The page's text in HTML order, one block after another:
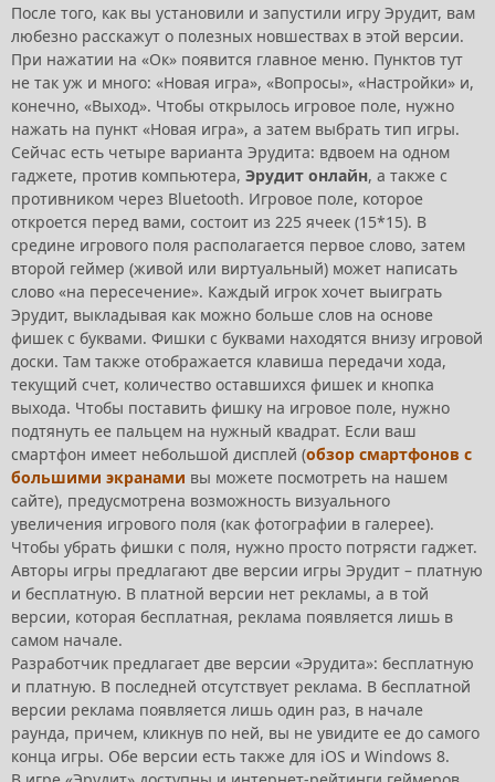
После того, как вы установили и запустили игру Эрудит, вам
любезно расскажут о полезных новшествах в этой версии.
При нажатии на «Ок» появится главное меню. Пунктов тут
не так уж и много: «Новая игра», «Вопросы», «Настройки» и,
конечно, «Выход». Чтобы открылось игровое поле, нужно
нажать на пункт «Новая игра», а затем выбрать тип игры.
Сейчас есть четыре варианта Эрудита: вдвоем на одном
гаджете, против компьютера, Эрудит онлайн, а также с
противником через Bluetooth. Игровое поле, которое
откроется перед вами, состоит из 225 ячеек (15*15). В
средине игрового поля располагается первое слово, затем
второй геймер (живой или виртуальный) может написать
слово «на пересечение». Каждый игрок хочет выиграть
Эрудит, выкладывая как можно больше слов на основе
фишек с буквами. Фишки с буквами находятся внизу игровой
доски. Там также отображается клавиша передачи хода,
текущий счет, количество оставшихся фишек и кнопка
выхода. Чтобы поставить фишку на игровое поле, нужно
подтянуть ее пальцем на нужный квадрат. Если ваш
смартфон имеет небольшой дисплей (обзор смартфонов с
большими экранами вы можете посмотреть на нашем
сайте), предусмотрена возможность визуального
увеличения игрового поля (как фотографии в галерее).
Чтобы убрать фишки с поля, нужно просто потрясти гаджет.
Авторы игры предлагают две версии игры Эрудит – платную
и бесплатную. В платной версии нет рекламы, а в той
версии, которая бесплатная, реклама появляется лишь в
самом начале.
Разработчик предлагает две версии «Эрудита»: бесплатную
и платную. В последней отсутствует реклама. В бесплатной
версии реклама появляется лишь один раз, в начале
раунда, причем, кликнув по ней, вы не увидите ее до самого
конца игры. Обе версии есть также для iOS и Windows 8.